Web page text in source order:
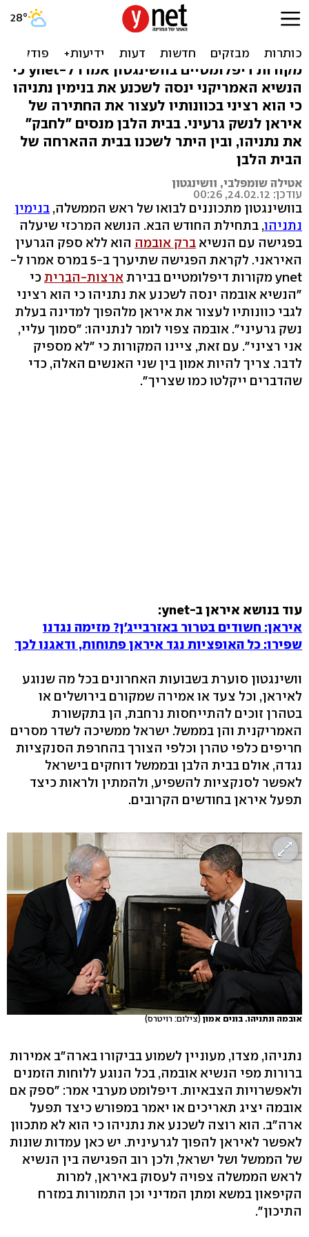
אובמה יאמר לרה"מ: "סמוך
עליי" בקשר לאיראן
מקורות דיפלומטיים בוושינגטון אמרו ל-ynet כי
הנשיא האמריקני ינסה לשכנע את בנימין נתניהו
כי הוא רציני בכוונותיו לעצור את החתירה של
איראן לנשק גרעיני. בבית הלבן מנסים "לחבק"
את נתניהו, ובין היתר לשכנו בבית ההארחה של
הבית הלבן
אטילה שומפלבי, וושינגטון
עודכן: 24.02.12, 00:26
בוושינגטון מתכוננים לבואו של ראש הממשלה, בנימין
נתניהו, בתחילת החודש הבא. הנושא המרכזי שיעלה
בפגישה עם הנשיא ברק אובמה הוא ללא ספק הגרעין
האיראני. לקראת הפגישה שתיערך ב-5 במרס אמרו ל-
ynet מקורות דיפלומטיים בבירת
ארצות-הבריתכי
"הנשיא אובמה ינסה לשכנע את נתניהו כי הוא רציני
לגבי כוונותיו לעצור את איראן מלהפוך למדינה בעלת
נשק גרעיני". אובמה צפוי לומר לנתניהו: "סמוך עליי,
אני רציני". עם זאת, ציינו המקורות כי "לא מספיק
לדבר. צריך להיות אמון בין שני האנשים האלה, כדי
שהדברים ייקלטו כמו שצריך".
עוד בנושא איראן ב-ynet:
איראן: חשודים בטרור באזרבייג'ן? מזימה נגדנו
שפירו: כל האופציות נגד איראן פתוחות, ודאגנו לכך
וושינגטון סוערת בשבועות האחרונים בכל מה שנוגע
לאיראן, וכל צעד או אמירה שמקורם בירושלים או
בטהרן זוכים להתייחסות נרחבת, הן בתקשורת
האמריקנית והן בממשל. ישראל ממשיכה לשדר מסרים
חריפים כלפי טהרן וכלפי הצורך בהחרפת הסנקציות
נגדה, אולם בבית הלבן ובממשל דוחקים בישראל
לאפשר לסנקציות להשפיע, ולהמתין ולראות כיצד
תפעל איראן בחודשים הקרובים.
אובמה ונתניהו. בונים אמון (צילום: רויטרס)
נתניהו, מצדו, מעוניין לשמוע בביקורו בארה"ב אמירות
ברורות מפי הנשיא אובמה, בכל הנוגע ללוחות הזמנים
ולאפשרויות הצבאיות. דיפלומט מערבי אמר: "ספק אם
אובמה יציג תאריכים או יאמר במפורש כיצד תפעל
ארה"ב. הוא רוצה לשכנע את נתניהו כי הוא לא מתכוון
לאפשר לאיראן להפוך לגרעינית. יש כאן עמדות שונות
של הממשל ושל ישראל, ולכן רוב הפגישה בין הנשיא
לראש הממשלה צפויה לעסוק באיראן, למרות
הקיפאון במשא ומתן המדיני וכן התמורות במזרח
התיכון".